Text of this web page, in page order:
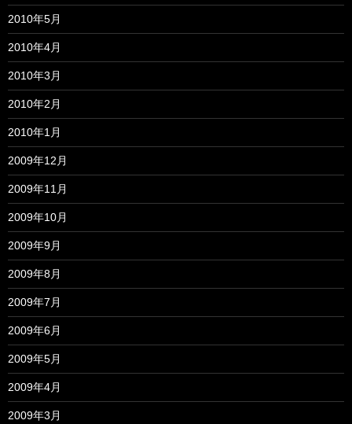
2010年5月
2010年4月
2010年3月
2010年2月
2010年1月
2009年12月
2009年11月
2009年10月
2009年9月
2009年8月
2009年7月
2009年6月
2009年5月
2009年4月
2009年3月